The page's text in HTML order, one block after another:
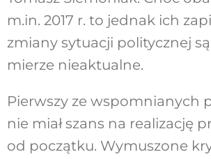
m.in. 2017 r. to jednak ich
zmiany sytuacji politycznej
mierze nieaktualne.
Pierwszy ze wspomnianych
nie miał szans na realizację
od początku. Wymuszone